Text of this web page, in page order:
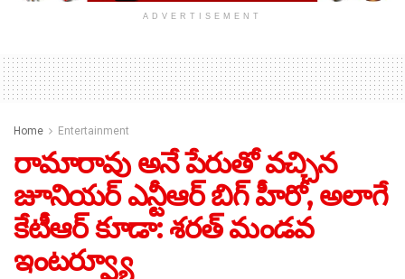
ADVERTISEMENT
Home Entertainment
రామారావు అనే పేరుతో వచ్చిన
జూనియర్ ఎన్టీఆర్ బిగ్ హీరో, అలాగే
కేటీఆర్ కూడా: శరత్ మండవ
ఇంటర్వ్యూ